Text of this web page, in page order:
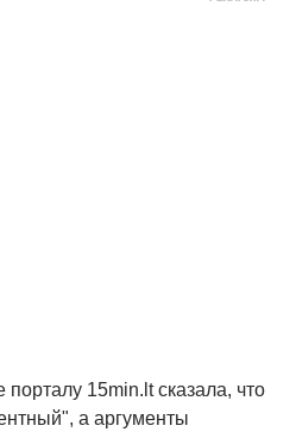
15min.lt сказала, что
а аргументы